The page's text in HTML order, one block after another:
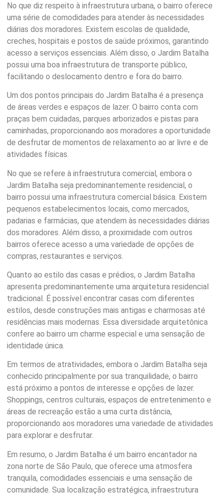
No que diz respeito à infraestrutura urbana, o bairro oferece
uma série de comodidades para atender às necessidades
diárias dos moradores. Existem escolas de qualidade,
creches, hospitais e postos de saúde próximos, garantindo
acesso a serviços essenciais. Além disso, o Jardim Batalha
possui uma boa infraestrutura de transporte público,
facilitando o deslocamento dentro e fora do bairro.
Um dos pontos principais do Jardim Batalha é a presença
de áreas verdes e espaços de lazer. O bairro conta com
praças bem cuidadas, parques arborizados e pistas para
caminhadas, proporcionando aos moradores a oportunidade
de desfrutar de momentos de relaxamento ao ar livre e de
atividades físicas.
No que se refere à infraestrutura comercial, embora o
Jardim Batalha seja predominantemente residencial, o
bairro possui uma infraestrutura comercial básica. Existem
pequenos estabelecimentos locais, como mercados,
padarias e farmácias, que atendem às necessidades diárias
dos moradores. Além disso, a proximidade com outros
bairros oferece acesso a uma variedade de opções de
compras, restaurantes e serviços.
Quanto ao estilo das casas e prédios, o Jardim Batalha
apresenta predominantemente uma arquitetura residencial
tradicional. É possível encontrar casas com diferentes
estilos, desde construções mais antigas e charmosas até
residências mais modernas. Essa diversidade arquitetônica
confere ao bairro um charme especial e uma sensação de
identidade única.
Em termos de atratividades, embora o Jardim Batalha seja
conhecido principalmente por sua tranquilidade, o bairro
está próximo a pontos de interesse e opções de lazer.
Shoppings, centros culturais, espaços de entretenimento e
áreas de recreação estão a uma curta distância,
proporcionando aos moradores uma variedade de atividades
para explorar e desfrutar.
Em resumo, o Jardim Batalha é um bairro encantador na
zona norte de São Paulo, que oferece uma atmosfera
tranquila, comodidades essenciais e uma sensação de
comunidade. Sua localização estratégica, infraestrutura